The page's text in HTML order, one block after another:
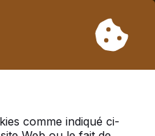
donc tenir compte des
plus longs.
comme indiqué ci-